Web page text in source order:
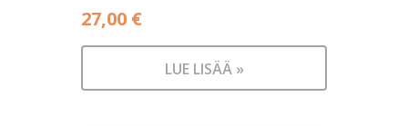
27,00 €
LUE LISÄÄ »